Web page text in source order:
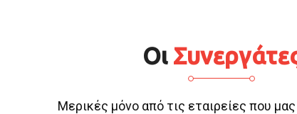
Οι
Μερικές μόνο από τις εταιρείες που